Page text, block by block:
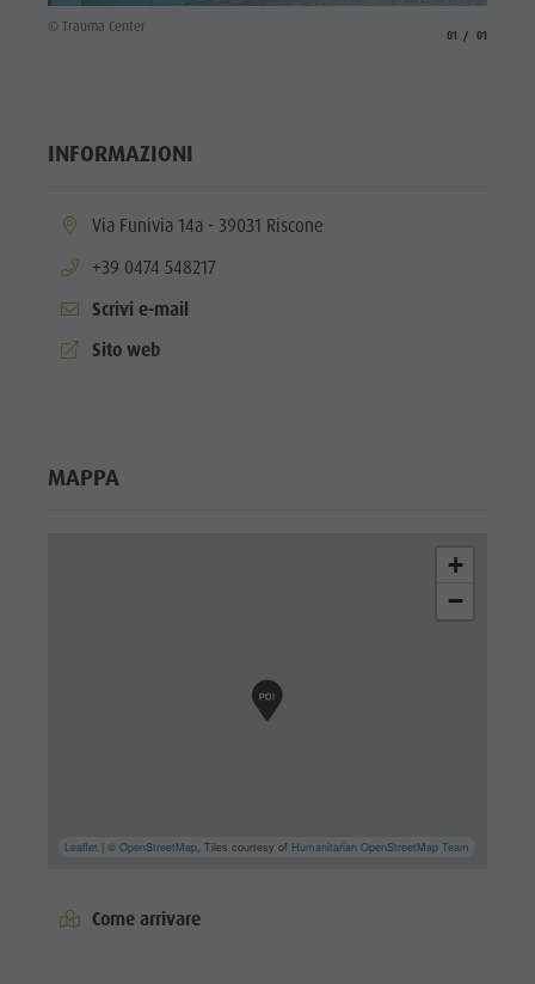
© Trauma Center
01 01
INFORMAZIONI
aria.location:
Via Funivia 14a - 39031 Riscone
aria.phone:
+39 0474 548217
Scrivi e-mail
aria.website:
Sito web
MAPPA
+
−
Leaflet | ©OpenStreetMap, Tiles courtesy of Humanitarian OpenStreetMap Team
Come arrivare